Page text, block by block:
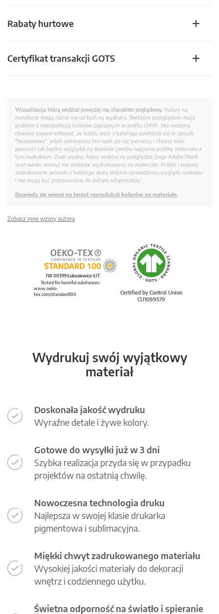
Rabaty hurtowe
Certyfikat transakcji GOTS
Wizualizacja którą widzisz powyżej ma charakter poglądowy. Kolory na
monitorze mogą różnić się od tych na wydruku. Niektóre przeglądarki mają
problem z interpretacją kolorów zapisanych w profilu CMYK. Nie możemy
również zagwarantować, że każdy wzór z katalogu powtarza się w sposób
"bezszwowy". Jeżeli zamawiasz ten wzór po raz pierwszy i chcesz mieć
pewność jak będzie wyglądał na tkaninie zamów najpierw próbkę materiału z
tym nadrukiem. Znak wodny, który widzisz na podglądzie (logo Adobe Stock
oraz numer wzoru) nie zostanie wydrukowany na materiale. Próbki i kupony
zadrukowane wzorem z katalogu służą jedynie sprawdzeniu wyglądu nadruku
i nie mogą być przeznaczone do dalszej odsprzedaży.
Dowiedz się więcej na temat reprodukcji kolorów na materiale.
Zobacz inne wzory autora
Certified by Control Union
CU1099579
IW 00399 Łukasiewicz-ŁIT
Tested for harmful substances.
www.oeko-
tex.com/standard100
Wydrukuj swój wyjątkowy
materiał
Doskonała jakość wydruku
Wyraźne detale i żywe kolory.
Gotowe do wysyłki już w 3 dni
Szybka realizacja przyda się w przypadku
projektów na ostatnią chwilę.
Nowoczesna technologia druku
Najlepsza w swojej klasie drukarka
pigmentowa i sublimacyjna.
Miękki chwyt zadrukowanego materiału
Wysokiej jakości materiały do dekoracji
wnętrz i codziennego użytku.
Świetna odporność na światło i spieranie